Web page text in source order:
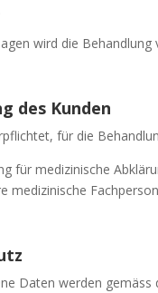
wird die Behandlung
des Kunden
für die
für medizinische
medizinische
Daten werden